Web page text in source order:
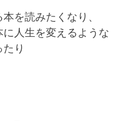
を読みたくなり、
人生を変えるような
り